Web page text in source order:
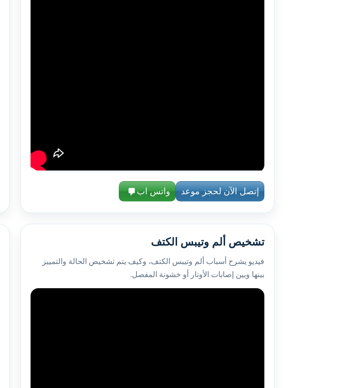
إتصل الآن لحجز موعد واتس اب
تشخيص ألم وتيبس الكتف
فيديو يشرح أسباب ألم وتيبس الكتف، وكيف يتم تشخيص الحالة والتمييز
بينها وبين إصابات الأوتار أو خشونة المفصل.